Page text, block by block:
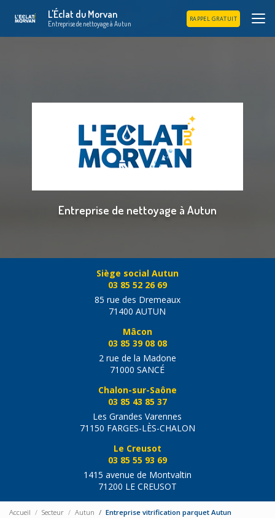
principal
L'Éclat du Morvan
Entreprise de nettoyage à Autun
RAPPEL GRATUIT
Entreprise de nettoyage à Autun
Siège social Autun
03 85 52 26 69
85 rue des Dremeaux
71400 AUTUN
Mâcon
03 85 39 08 08
2 rue de la Madone
71000 SANCÉ
Chalon-sur-Saône
03 85 43 85 37
Les Grandes Varennes
71150 FARGES-LÈS-CHALON
Le Creusot
03 85 55 93 69
1415 avenue de Montvaltin
71200 LE CREUSOT
Accueil Secteur Autun Entreprise vitrification parquet Autun